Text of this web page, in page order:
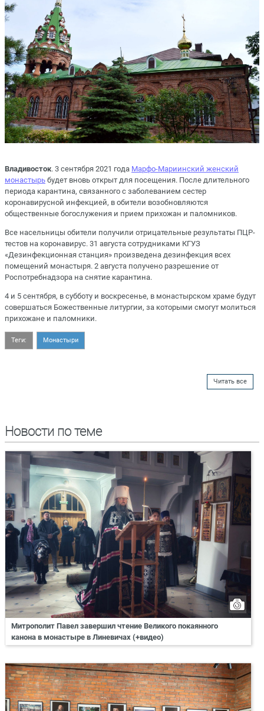
Владивосток. 3 сентября 2021 года Марфо-Мариинский женский
монастырь будет вновь открыт для посещения. После длительного
периода карантина, связанного с заболеванием сестер
коронавирусной инфекцией, в обители возобновляются
общественные богослужения и прием прихожан и паломников.
Все насельницы обители получили отрицательные результаты ПЦР-
тестов на коронавирус. 31 августа сотрудниками КГУЗ
«Дезинфекционная станция» произведена дезинфекция всех
помещений монастыря. 2 августа получено разрешение от
Роспотребнадзора на снятие карантина.
4 и 5 сентября, в субботу и воскресенье, в монастырском храме будут
совершаться Божественные литургии, за которыми смогут молиться
прихожане и паломники.
Теги: Монастыри
Читать все
Новости по теме
Митрополит Павел завершил чтение Великого покаянного
канона в монастыре в Линевичах (+видео)